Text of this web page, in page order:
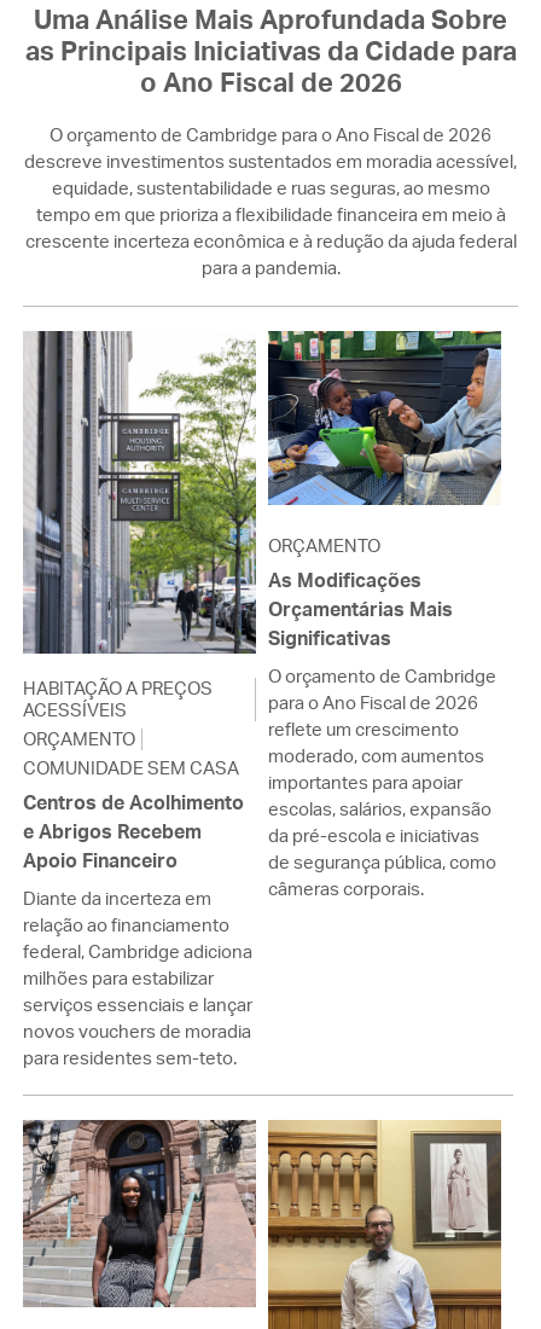
Uma Análise Mais Aprofundada Sobre
as Principais Iniciativas da Cidade para
o Ano Fiscal de 2026
O orçamento de Cambridge para o Ano Fiscal de 2026
descreve investimentos sustentados em moradia acessível,
equidade, sustentabilidade e ruas seguras, ao mesmo
tempo em que prioriza a flexibilidade financeira em meio à
crescente incerteza econômica e à redução da ajuda federal
para a pandemia.
HABITAÇÃO A PREÇOS
ACESSÍVEIS
ORÇAMENTO
COMUNIDADE SEM CASA
Centros de Acolhimento
e Abrigos Recebem
Apoio Financeiro
Diante da incerteza em
relação ao financiamento
federal, Cambridge adiciona
milhões para estabilizar
serviços essenciais e lançar
novos vouchers de moradia
para residentes sem-teto.
ORÇAMENTO
As Modificações
Orçamentárias Mais
Significativas
O orçamento de Cambridge
para o Ano Fiscal de 2026
reflete um crescimento
moderado, com aumentos
importantes para apoiar
escolas, salários, expansão
da pré-escola e iniciativas
de segurança pública, como
câmeras corporais.